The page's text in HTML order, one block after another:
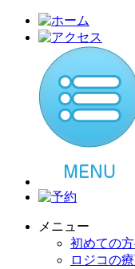
メニュー
初めての
ロジコの